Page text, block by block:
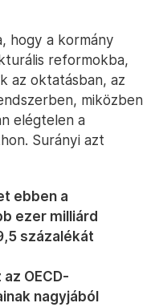
hogy a kormány
reformokba,
az oktatásban, az
miközben
elégtelen a
Surányi azt
ebben a
ezer milliárd
százalékát
OECD-
nagyjából